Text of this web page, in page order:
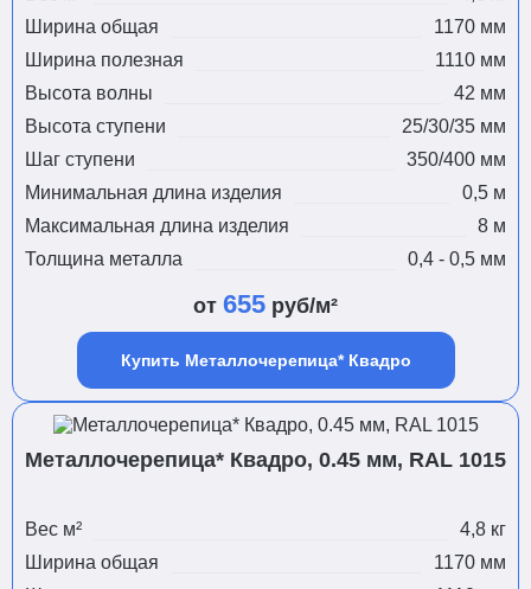
Ширина общая
1170 мм
Ширина полезная
1110 мм
Высота волны
42 мм
Высота ступени
25/30/35 мм
Шаг ступени
350/400 мм
Минимальная длина изделия
0,5 м
Максимальная длина изделия
8 м
Толщина металла
0,4 - 0,5 мм
от 655 руб/м²
Купить Металлочерепица* Квадро
Металлочерепица* Квадро, 0.45 мм, RAL 1015
Вес м²
4,8 кг
Ширина общая
1170 мм